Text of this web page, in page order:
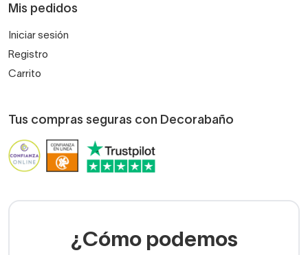
Mis pedidos
Iniciar sesión
Registro
Carrito
Tus compras seguras con Decorabaño
¿Cómo podemos